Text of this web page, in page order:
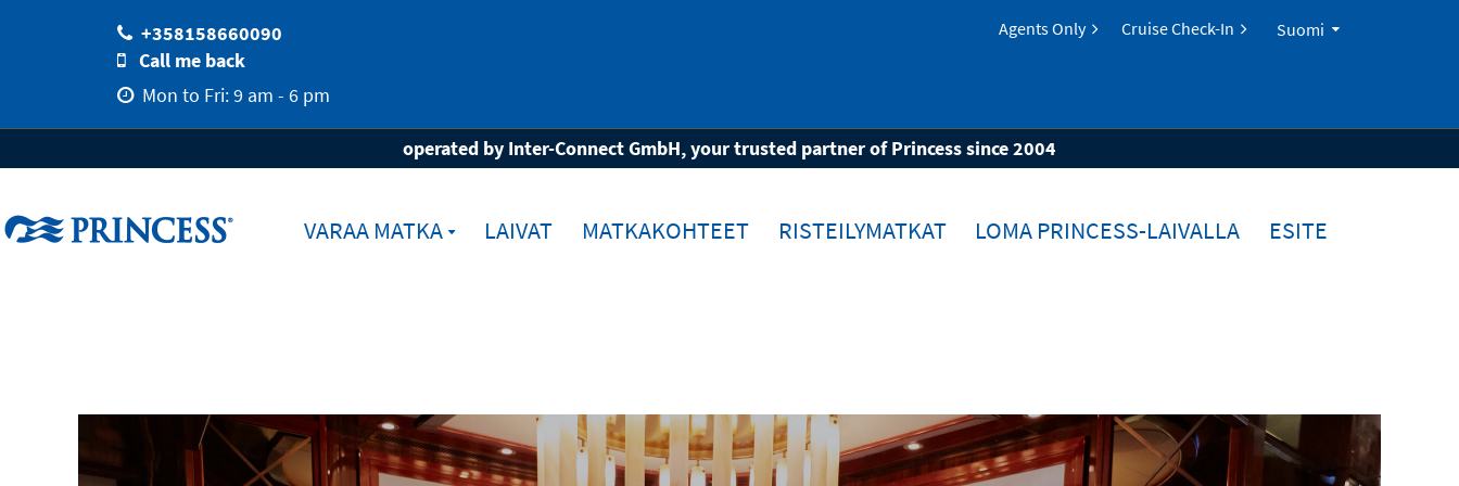
+358158660090
Call me back
Mon to Fri: 9 am - 6 pm
Agents Only Cruise Check-In Suomi
operated by Inter-Connect GmbH, your trusted partner of Princess since 2004
VARAA MATKA LAIVAT MATKAKOHTEET RISTEILYMATKAT LOMA PRINCESS-LAIVALLA ESITE
Home Loma Princess-laivalla